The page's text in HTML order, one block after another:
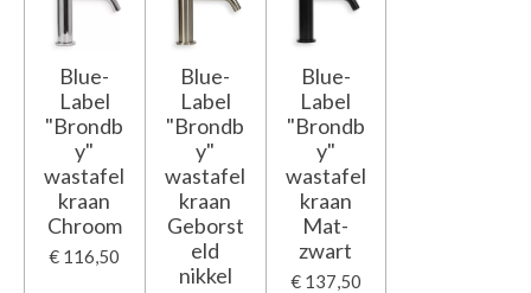
Blue-
Label
"Brondb
y"
wastafel
kraan
Chroom
€ 116,50
Blue-
Label
"Brondb
y"
wastafel
kraan
Geborst
eld
nikkel
Blue-
Label
"Brondb
y"
wastafel
kraan
Mat-
zwart
€ 137,50